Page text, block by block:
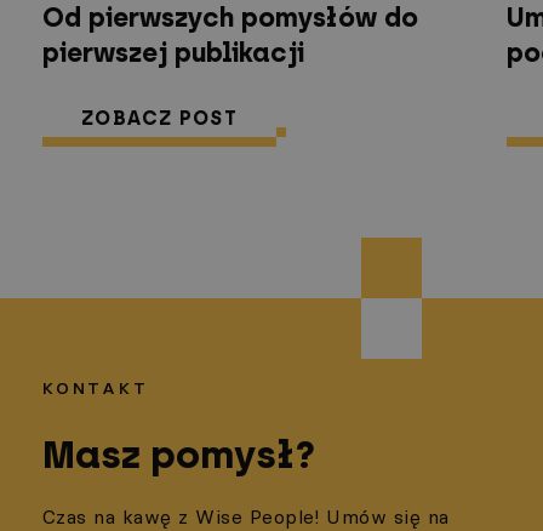
Od pierwszych pomysłów do
pierwszej publikacji
ZOBACZ POST
KONTAKT
Masz pomysł?
Czas na kawę z Wise People! Umów się na